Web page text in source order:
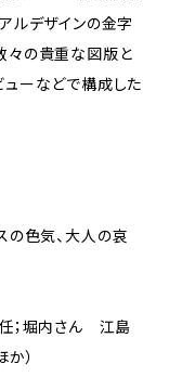
ルデザインの金字
々の貴重な図版と
ューなどで構成した
の色気、大人の哀
；堀内さん 江島
）